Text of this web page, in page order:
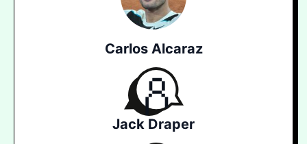
Carlos Alcaraz
Jack Draper